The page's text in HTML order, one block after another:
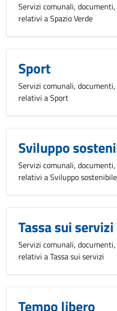
Servizi comunali,
relativi a Spazio Verde
Sport
Servizi comunali,
relativi a Sport
Sviluppo
Servizi comunali,
relativi a Sviluppo sostenibile
Tassa sui servizi
Servizi comunali,
relativi a Tassa sui servizi
Tempo libero